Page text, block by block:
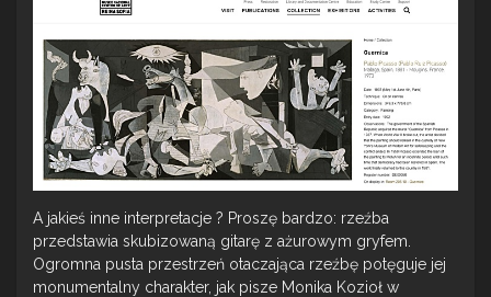
A jakieś inne interpretacje ? Proszę bardzo: rzeźba
przedstawia skubizowaną gitarę z ażurowym gryfem.
Ogromna pusta przestrzeń otaczająca rzeźbę potęguje jej
monumentalny charakter, jak pisze Monika Kozioł w